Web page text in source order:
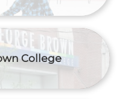
College